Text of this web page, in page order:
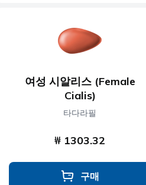
여성 시알리스 (Female
Cialis)
타다라필
₩ 1303.32
구매